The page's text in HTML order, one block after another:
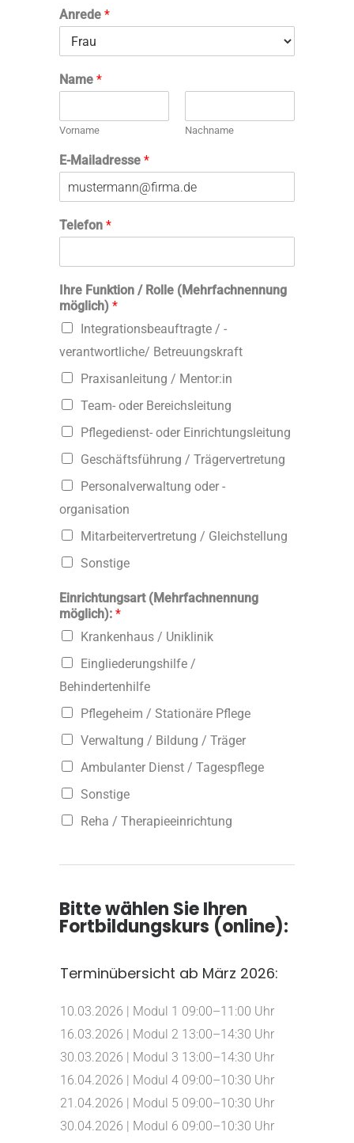
Anrede *
Name *
Vorname Nachname
E-Mailadresse *
Telefon *
Ihre Funktion / Rolle (Mehrfachnennung
möglich) *
Integrationsbeauftragte / -
verantwortliche/ Betreuungskraft
Praxisanleitung / Mentor:in
Team- oder Bereichsleitung
Pflegedienst- oder Einrichtungsleitung
Geschäftsführung / Trägervertretung
Personalverwaltung oder -
organisation
Mitarbeitervertretung / Gleichstellung
Sonstige
Einrichtungsart (Mehrfachnennung
möglich): *
Krankenhaus / Uniklinik
Eingliederungshilfe /
Behindertenhilfe
Pflegeheim / Stationäre Pflege
Verwaltung / Bildung / Träger
Ambulanter Dienst / Tagespflege
Sonstige
Reha / Therapieeinrichtung
Bitte wählen Sie Ihren
Fortbildungskurs (online):
Terminübersicht ab März 2026:
10.03.2026 | Modul 1 09:00–11:00 Uhr
16.03.2026 | Modul 2 13:00–14:30 Uhr
30.03.2026 | Modul 3 13:00–14:30 Uhr
16.04.2026 | Modul 4 09:00–10:30 Uhr
21.04.2026 | Modul 5 09:00–10:30 Uhr
30.04.2026 | Modul 6 09:00–10:30 Uhr